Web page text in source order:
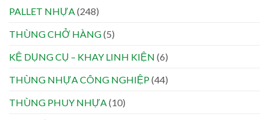
PALLET NHỰA (248)
THÙNG CHỞ HÀNG(5)
KỆ DỤNG CỤ – KHAY LINH KIỆN (6)
THÙNG NHỰA CÔNG NGHIỆP(44)
THÙNG PHUY NHỰA (10)